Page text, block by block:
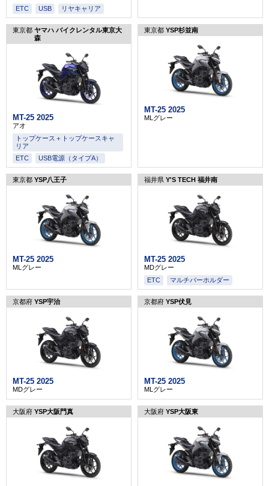
ETC
USB リヤキャリア
東京都 ヤマハ バイクレンタル東京大
森
MT-25 2025
アオ
トップケース＋トップケースキャ
リア
ETC
USB電源（タイプA）
東京都 YSP杉並南
MT-25 2025
MLグレー
東京都 YSP八王子
MT-25 2025
MLグレー
福井県 Y'S TECH 福井南
MT-25 2025
MDグレー
ETC
マルチバーホルダー
京都府 YSP宇治
MT-25 2025
MDグレー
京都府 YSP伏見
MT-25 2025
MLグレー
大阪府 YSP大阪門真 大阪府 YSP大阪東